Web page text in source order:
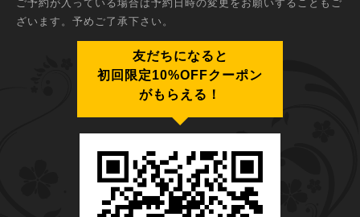
ご予約が入っている場合は予約日時の変更をお願いすることもご
ざいます。予めご了承下さい。
友だちになると
初回限定10%OFFクーポン
がもらえる！